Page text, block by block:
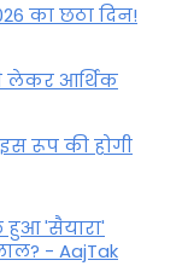
का छठा दिन!
लेकर आर्थिक
इस रूप की होगी
'सैयारा'
- AajTak